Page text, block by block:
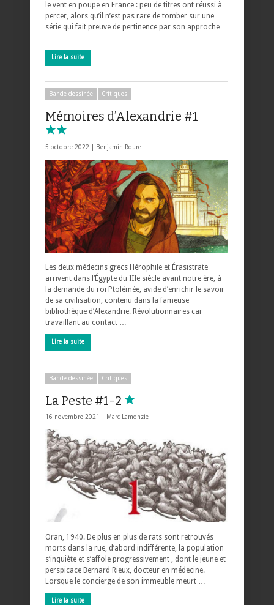
le vent en poupe en France : peu de titres ont réussi à
percer, alors qu’il n’est pas rare de tomber sur une
série qui fait preuve de pertinence par son approche
…
Lire la suite
Bande dessinée Critiques
Mémoires d’Alexandrie #1
5 octobre 2022 | Benjamin Roure
Les deux médecins grecs Hérophile et Érasistrate
arrivent dans l’Égypte du IIIe siècle avant notre ère, à
la demande du roi Ptolémée, avide d’enrichir le savoir
de sa civilisation, contenu dans la fameuse
bibliothèque d’Alexandrie. Révolutionnaires car
travaillant au contact …
Lire la suite
Bande dessinée Critiques
La Peste #1-2
16 novembre 2021 | Marc Lamonzie
Oran, 1940. De plus en plus de rats sont retrouvés
morts dans la rue, d’abord indifférente, la population
s’inquiète et s’affole progressivement , dont le jeune et
perspicace Bernard Rieux, docteur en médecine.
Lorsque le concierge de son immeuble meurt …
Lire la suite